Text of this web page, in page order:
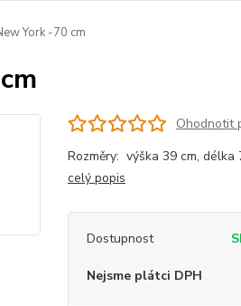
York -70 cm
Ohodnotit
Rozměry: výška 39 cm,
celý popis
Dostupnost
Nejsme plátci DPH